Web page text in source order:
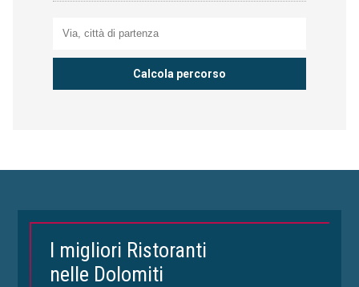
I migliori Ristoranti
nelle Dolomiti